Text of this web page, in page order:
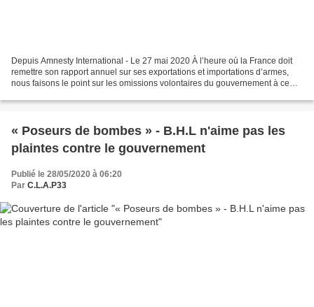
Depuis Amnesty International - Le 27 mai 2020 À l’heure où la France doit
remettre son rapport annuel sur ses exportations et importations d’armes,
nous faisons le point sur les omissions volontaires du gouvernement à ce
« Poseurs de bombes » - B.H.L n'aime pas les
plaintes contre le gouvernement
Publié le 28/05/2020 à 06:20
Par C.L.A.P33